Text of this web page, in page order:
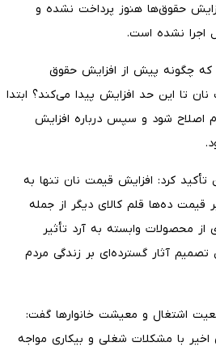
حقوق‌ها هنوز پرداخت نشده و
اجرا نشده است.
که چگونه پیش از افزایش حقوق
نان تا این حد افزایش پیدا می‌کند؟ ابتدا
اصلاح شود و سپس درباره افزایش
تأکید کرد: افزایش قیمت نان تنها به
ده‌ها قلم کالای دیگر از جمله
از محصولات وابسته به آرد تأثیر
تصمیم آثار گسترده‌ای بر زندگی مردم
اشتغال و معیشت خانوارها گفت:
اخیر با مشکلات شغلی و بیکاری مواجه